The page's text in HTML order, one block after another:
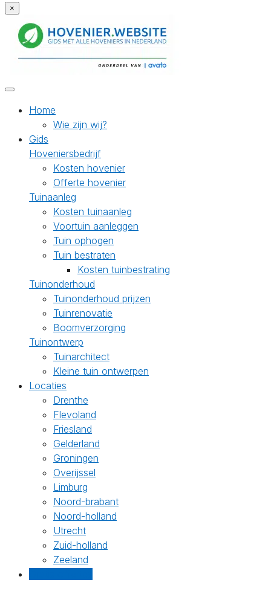
×
Home
Wie zijn wij?
Gids
Hoveniersbedrijf
Kosten hovenier
Offerte hovenier
Tuinaanleg
Kosten tuinaanleg
Voortuin aanleggen
Tuin ophogen
Tuin bestraten
Kosten tuinbestrating
Tuinonderhoud
Tuinonderhoud prijzen
Tuinrenovatie
Boomverzorging
Tuinontwerp
Tuinarchitect
Kleine tuin ontwerpen
Locaties
Drenthe
Flevoland
Friesland
Gelderland
Groningen
Overijssel
Limburg
Noord-brabant
Noord-holland
Utrecht
Zuid-holland
Zeeland